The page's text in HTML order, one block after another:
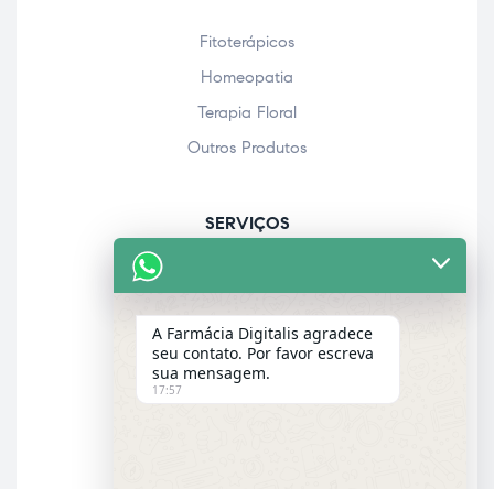
Fitoterápicos
Homeopatia
Terapia Floral
Outros Produtos
SERVIÇOS
Acolhimento farmacêutico
Assistência personalizada
Check-up
Entrega a domicílio
A Farmácia Digitalis agradece
seu contato. Por favor escreva
sua mensagem.
17:57